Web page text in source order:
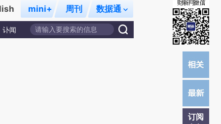
mini+ 周刊 数据通
讣闻
订阅